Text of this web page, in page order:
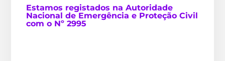
Estamos registados na Autoridade
Nacional de Emergência e Proteção Civil
com o Nº 2995